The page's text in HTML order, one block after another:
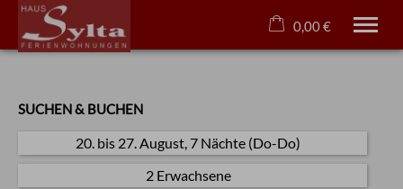
Wohlfühl Extras
Urlaub mit Hund
Online Buchung
0,00 €
SUCHEN & BUCHEN
20. bis 27. August, 7 Nächte (Do-Do)
2 Erwachsene